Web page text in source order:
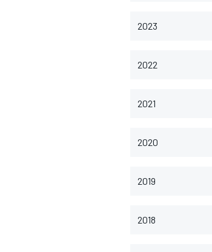
2023
2022
2021
2020
2019
2018